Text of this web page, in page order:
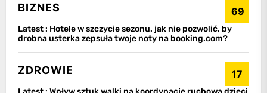
BIZNES 69
Latest : Hotele w szczycie sezonu. jak nie pozwolić, by
drobna usterka zepsuła twoje noty na booking.com?
ZDROWIE 17